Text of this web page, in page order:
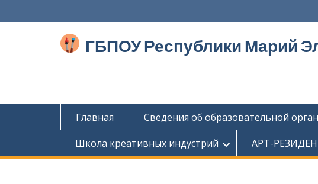
ГБПОУ Республики Марий
Главная Сведения об образовательной
Школа креативных индустрий
АРТ-